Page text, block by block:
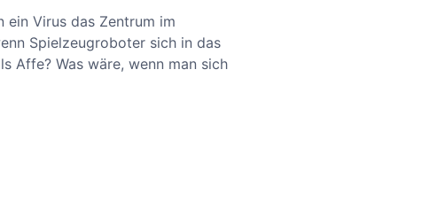
ein Virus das Zentrum im
Spielzeugroboter sich in das
Affe? Was wäre, wenn man sich